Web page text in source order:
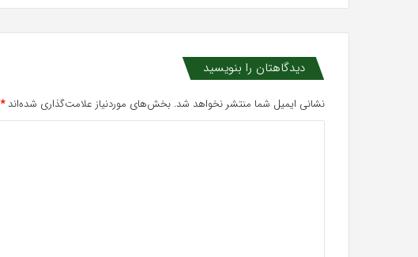
دیدگاهتان را بنویسید
نشانی ایمیل شما منتشر نخواهد شد. بخش‌های موردنیاز علامت‌گذاری شده‌اند*